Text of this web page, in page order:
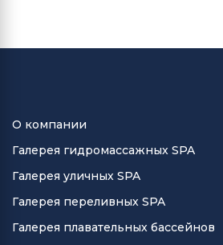
О компании
Галерея гидромассажных SPA
Галерея уличных SPA
Галерея переливных SPA
Галерея плавательных бассейнов